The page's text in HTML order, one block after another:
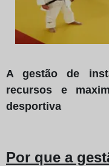
A gestão de
recursos e
desportiva
Por que a